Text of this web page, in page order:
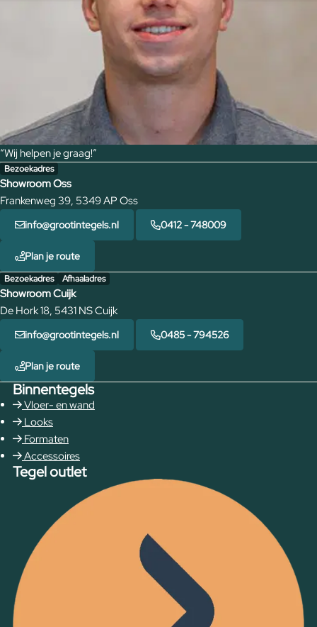
“Wij helpen je graag!”
Bezoekadres
Showroom Oss
Frankenweg 39, 5349 AP Oss
info@grootintegels.nl 0412 - 748009
Plan je route
Bezoekadres Afhaaladres
Showroom Cuijk
De Hork 18, 5431 NS Cuijk
info@grootintegels.nl 0485 - 794526
Plan je route
Binnentegels
Vloer- en wand
Looks
Formaten
Accessoires
Tegel outlet